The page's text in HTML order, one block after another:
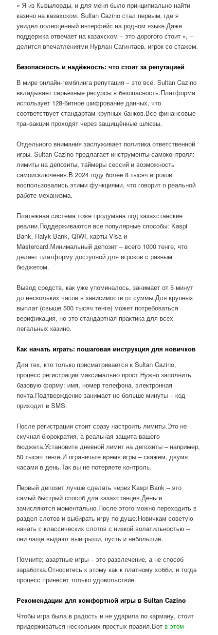
« Я из Кызылорды, и для меня было принципиально найти
казино на казахском. Sultan Cazino стал первым, где я
увидел полноценный интерфейс на родном языке.Даже
поддержка отвечает на казахском – это дорогого стоит », –
делится впечатлениями Нурлан Сагинтаев, игрок со стажем.
Безопасность и надёжность: что стоит за репутацией
В мире онлайн-гемблинга репутация – это всё. Sultan Cazino
вкладывает серьёзные ресурсы в безопасность.Платформа
использует 128-битное шифрование данных, что
соответствует стандартам крупных банков.Все финансовые
транзакции проходят через защищённые шлюзы.
Отдельного внимания заслуживает политика ответственной
игры. Sultan Cazino предлагает инструменты самоконтроля:
лимиты на депозиты, таймеры сессий и возможность
самоисключения.В 2024 году более 8 тысяч игроков
воспользовались этими функциями, что говорит о реальной
работе механизма.
Платежная система тоже продумана под казахстанские
реалии.Поддерживаются все популярные способы: Kaspi
Bank, Halyk Bank, QIWI, карты Visa и
Mastercard.Минимальный депозит – всего 1000 тенге, что
делает платформу доступной для игроков с разным
бюджетом.
Вывод средств, как уже упоминалось, занимает от 5 минут
до нескольких часов в зависимости от суммы.Для крупных
выплат (свыше 500 тысяч тенге) может потребоваться
верификация, но это стандартная практика для всех
легальных казино.
Как начать играть: пошаговая инструкция для новичков
Для тех, кто только присматривается к Sultan Cazino,
процесс регистрации максимально прост.Нужно заполнить
базовую форму: имя, номер телефона, электронная
почта.Подтверждение занимает не больше минуты – код
приходит в SMS.
После регистрации стоит сразу настроить лимиты.Это не
скучная бюрократия, а реальная защита вашего
бюджета.Установите дневной лимит на депозиты – например,
50 тысяч тенге.И ограничьте время игры – скажем, двумя
часами в день.Так вы не потеряете контроль.
Первый депозит лучше сделать через Kaspi Bank – это
самый быстрый способ для казахстанцев.Деньги
зачисляются моментально.После этого можно переходить в
раздел слотов и выбирать игру по душе.Новичкам советую
начать с классических слотов с низкой волатильностью –
они чаще выдают выигрыши, пусть и небольшие.
Помните: азартные игры – это развлечение, а не способ
заработка.Относитесь к этому как к платному хобби, и тогда
процесс принесёт только удовольствие.
Рекомендации для комфортной игры в Sultan Cazino
Чтобы игра была в радость и не ударила по карману, стоит
придерживаться нескольких простых правил.Вотв этом